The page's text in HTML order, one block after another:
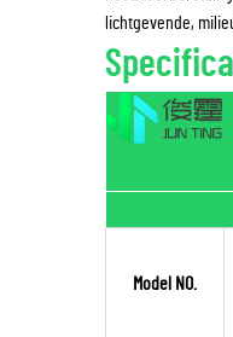
lichtgevende,
Model NO.